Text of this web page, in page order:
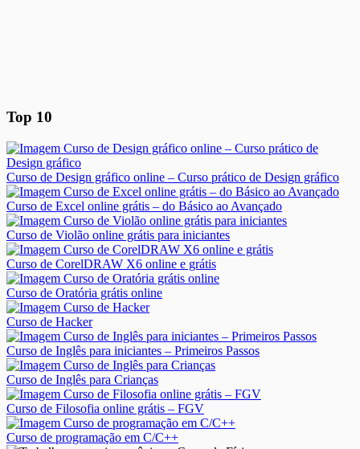
Top 10
Curso de Design gráfico online – Curso prático de Design gráfico
Curso de Excel online grátis – do Básico ao Avançado
Curso de Violão online grátis para iniciantes
Curso de CorelDRAW X6 online e grátis
Curso de Oratória grátis online
Curso de Hacker
Curso de Inglês para iniciantes – Primeiros Passos
Curso de Inglês para Crianças
Curso de Filosofia online grátis – FGV
Curso de programação em C/C++